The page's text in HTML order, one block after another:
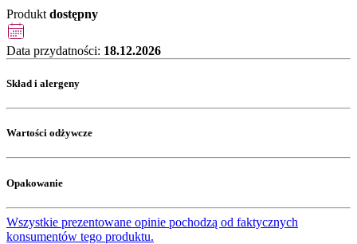
Produkt dostępny
Data przydatności: 18.12.2026
Skład i alergeny
Wartości odżywcze
Opakowanie
Wszystkie prezentowane opinie pochodzą od faktycznych
konsumentów tego produktu.